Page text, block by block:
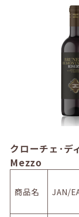
クローチェ･デ
Mezzo
商品名 JAN/